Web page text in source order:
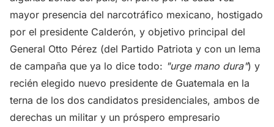
mayor presencia del narcotráfico mexicano, hostigado
por el presidente Calderón, y objetivo principal del
General Otto Pérez (del Partido Patriota y con un lema
de campaña que ya lo dice todo: "urge mano dura") y
recién elegido nuevo presidente de Guatemala en la
terna de los dos candidatos presidenciales, ambos de
derechas un militar y un próspero empresario